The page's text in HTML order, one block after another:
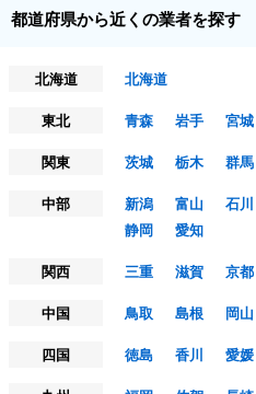
都道府県から近くの業者を探す
北海道
北海道
東北
青森 岩手 宮城
関東
茨城 栃木 群馬
中部
新潟 富山 石川
静岡
愛知
関西
三重 滋賀 京都
中国
鳥取 島根 岡山
四国
徳島 香川 愛媛